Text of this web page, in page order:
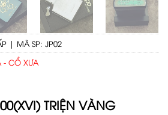
| MÃ SP: JP02
- CỔ XƯA
TRIỆN VÀNG